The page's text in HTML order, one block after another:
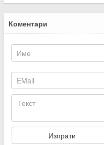
Коментари